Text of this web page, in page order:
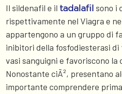
Il sildenafil e il tadalafil sono i
rispettivamente nel Viagra e
appartengono a un gruppo di
inibitori della fosfodiesterasi di
vasi sanguigni e favoriscono la
Nonostante ciÃ², presentano
importante comprendere